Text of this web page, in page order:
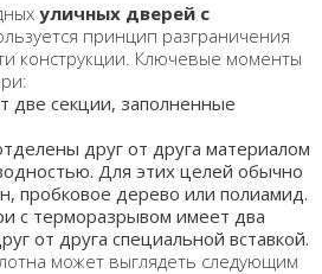
уличных дверей с
принцип разграничения
конструкции. Ключевые моменты
две секции, заполненные
друг от друга материалом
Для этих целей обычно
пробковое дерево или полиамид.
с терморазрывом имеет два
от друга специальной вставкой.
может выглядеть следующим